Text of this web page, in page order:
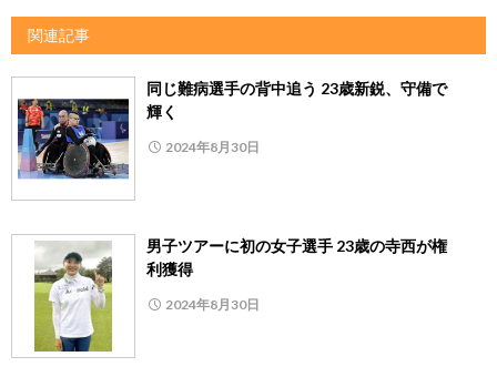
関連記事
同じ難病選手の背中追う 23歳新鋭、守備で
輝く
2024年8月30日
男子ツアーに初の女子選手 23歳の寺西が権
利獲得
2024年8月30日